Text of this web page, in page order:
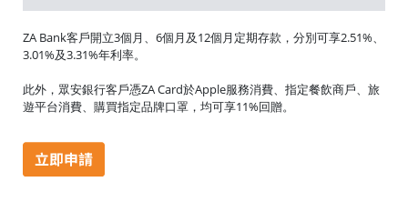
ZA Bank客戶開立3個月、6個月及12個月定期存款，分別可享2.51%、
3.01%及3.31%年利率。
此外，眾安銀行客戶憑ZA Card於Apple服務消費、指定餐飲商戶、旅
遊平台消費、購買指定品牌口罩，均可享11%回贈。